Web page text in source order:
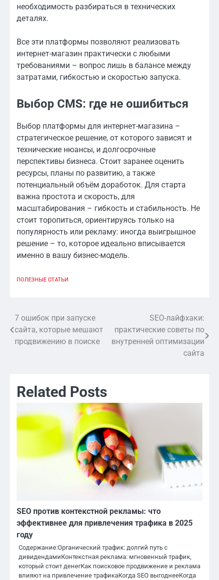
необходимость разбираться в технических
деталях.
Все эти платформы позволяют реализовать
интернет-магазин практически с любыми
требованиями – вопрос лишь в балансе между
затратами, гибкостью и скоростью запуска.
Выбор CMS: где не ошибиться
Выбор платформы для интернет-магазина –
стратегическое решение, от которого зависят и
технические нюансы, и долгосрочные
перспективы бизнеса. Стоит заранее оценить
ресурсы, планы по развитию, а также
потенциальный объём доработок. Для старта
важна простота и скорость, для
масштабирования – гибкость и стабильность. Не
стоит торопиться, ориентируясь только на
популярность или рекламу: иногда выигрышное
решение – то, которое идеально вписывается
именно в вашу бизнес-модель.
ПОЛЕЗНЫЕ СТАТЬИ
Навигация
по
7 ошибок при запуске
сайта, которые мешают
продвижению в поиске
SEO-лайфхаки:
практические советы по
внутренней оптимизации
сайта
Related Posts
SEO против контекстной рекламы: что
эффективнее для привлечения трафика в 2025
году
Содержание:Органический трафик: долгий путь с
дивидендамиКонтекстная реклама: мгновенный трафик,
который стоит денегКак поисковое продвижение и реклама
влияют на привлечение трафикаКогда SEO выгоднееКогда